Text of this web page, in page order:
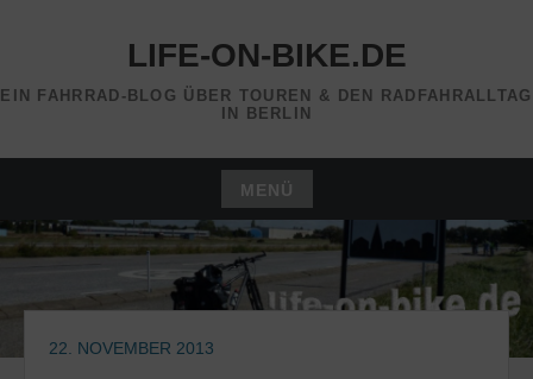
LIFE-ON-BIKE.DE
EIN FAHRRAD-BLOG ÜBER TOUREN & DEN RADFAHRALLTAG
IN BERLIN
MENÜ
Zum
Inhalt
22. NOVEMBER 2013